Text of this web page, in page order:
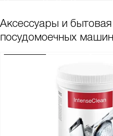
Аксессуары и
посудомоечных машин